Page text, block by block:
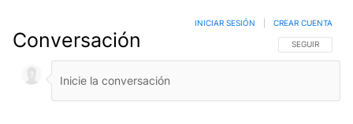
Conversación SIGA ESTA
SEGUIR
INICIAR SESIÓN CREAR CUENTA